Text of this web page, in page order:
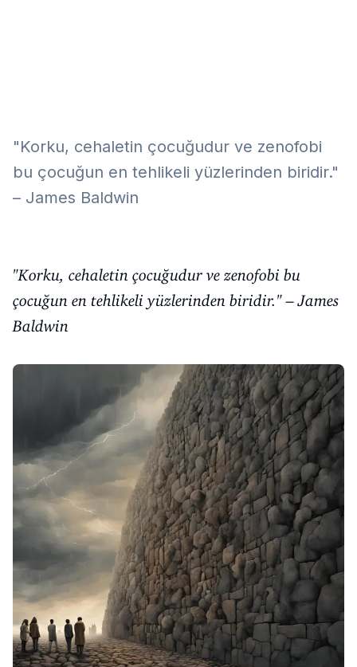
"Korku, cehaletin çocuğudur ve zenofobi
bu çocuğun en tehlikeli yüzlerinden biridir."
– James Baldwin
"Korku, cehaletin çocuğudur ve zenofobi bu
çocuğun en tehlikeli yüzlerinden biridir." – James
Baldwin